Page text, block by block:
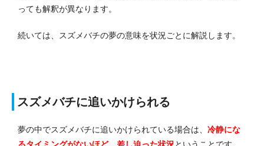
っても解釈が異なります。
続いては、スズメバチの夢の意味を状況ごとに解説します。
スズメバチに追いかけられる
夢の中でスズメバチに追いかけられている場合は、 冷静にな